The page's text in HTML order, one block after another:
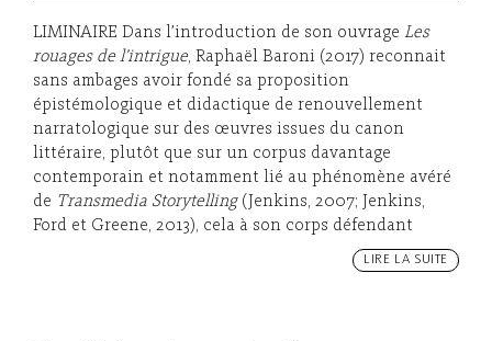
LIMINAIRE Dans l’introduction de son ouvrage Les
rouages de l’intrigue, Raphaël Baroni (2017) reconnait
sans ambages avoir fondé sa proposition
épistémologique et didactique de renouvellement
narratologique sur des œuvres issues du canon
littéraire, plutôt que sur un corpus davantage
contemporain et notamment lié au phénomène avéré
de Transmedia Storytelling (Jenkins, 2007; Jenkins,
Ford et Greene, 2013), cela à son corps défendant
LIRE LA SUITE